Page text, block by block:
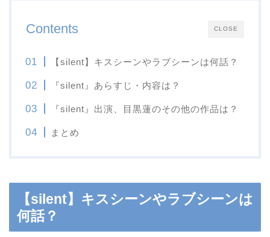
CLOSE
Contents
【silent】キスシーンやラブシーンは何話？
『silent』あらすじ・内容は？
『silent』出演、目黒蓮のその他の作品は？
まとめ
【silent】キスシーンやラブシーンは
何話？